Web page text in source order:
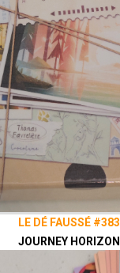
LE DÉ FAUSSÉ #383
JOURNEY HORIZON